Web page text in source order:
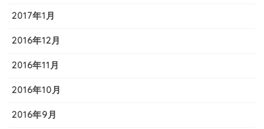
2017年1月
2016年12月
2016年11月
2016年10月
2016年9月